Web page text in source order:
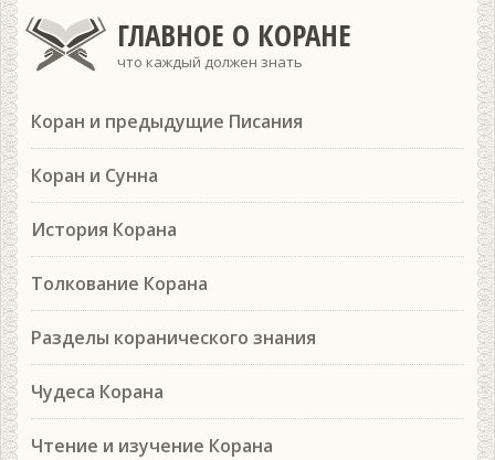
ГЛАВНОЕ О КОРАНЕ
что каждый должен знать
Коран и предыдущие Писания
Коран и Сунна
История Корана
Толкование Корана
Разделы коранического знания
Чудеса Корана
Чтение и изучение Корана